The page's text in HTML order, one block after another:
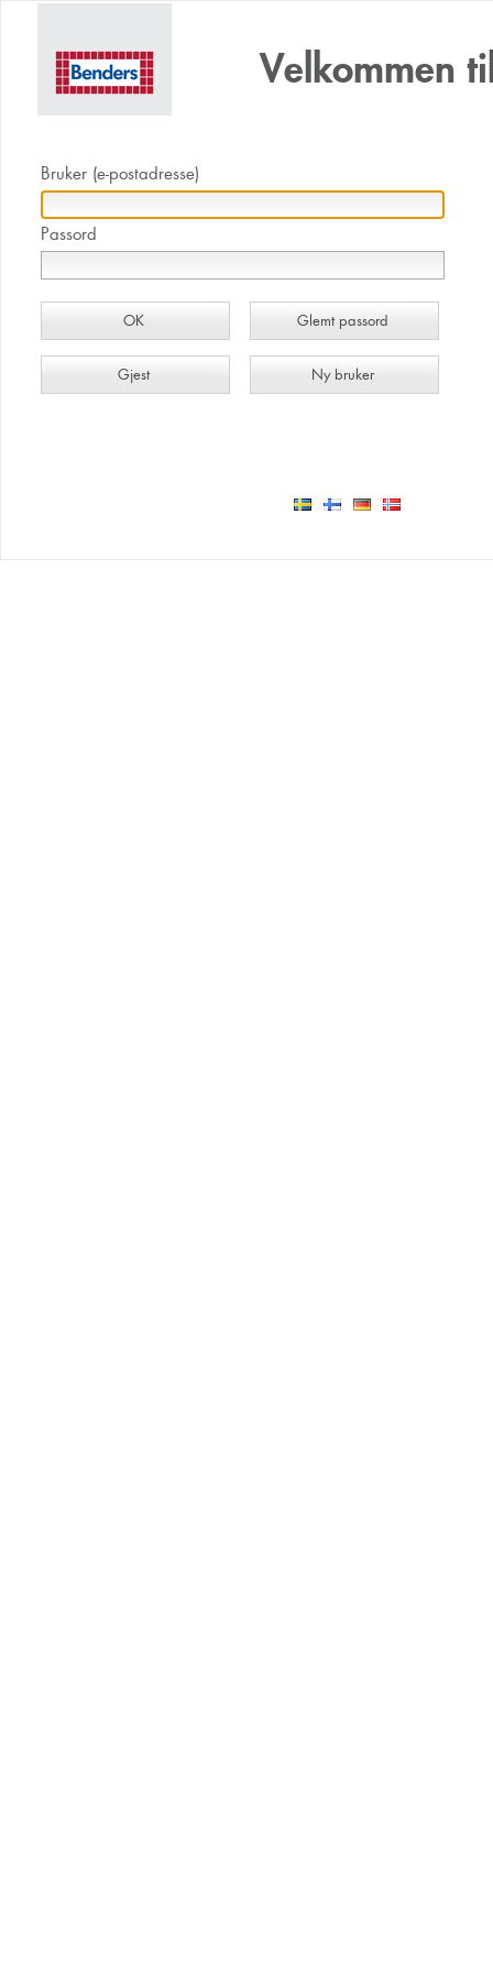
Velkommen
Bruker (e-postadresse)
Passord
OK Glemt passord
Gjest Ny bruker